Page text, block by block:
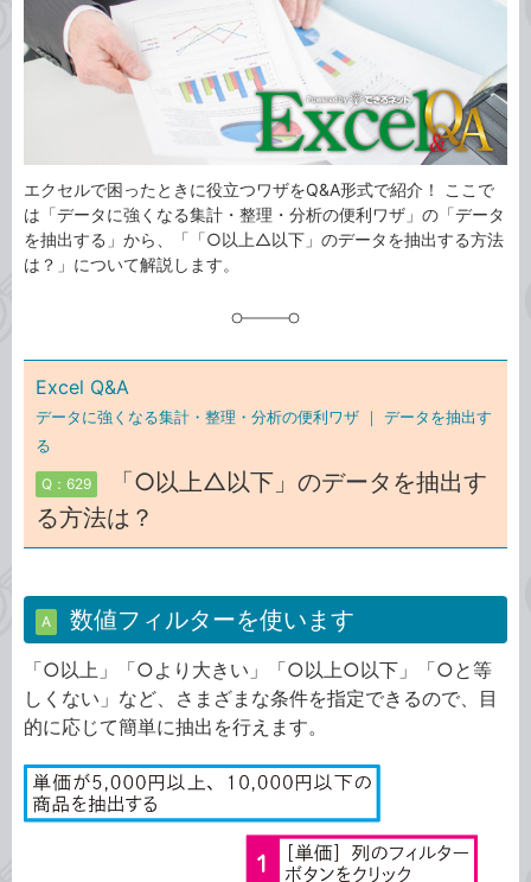
エクセルで困ったときに役立つワザをQ&A形式で紹介！ ここで
は「データに強くなる集計・整理・分析の便利ワザ」の「データ
を抽出する」から、「「○以上△以下」のデータを抽出する方法
は？」について解説します。
Excel Q&A
データに強くなる集計・整理・分析の便利ワザ ｜ データを抽出す
る
Q：629
「○以上△以下」のデータを抽出す
る方法は？
A 数値フィルターを使います
「○以上」「○より大きい」「○以上○以下」「○と等
しくない」など、さまざまな条件を指定できるので、目
的に応じて簡単に抽出を行えます。